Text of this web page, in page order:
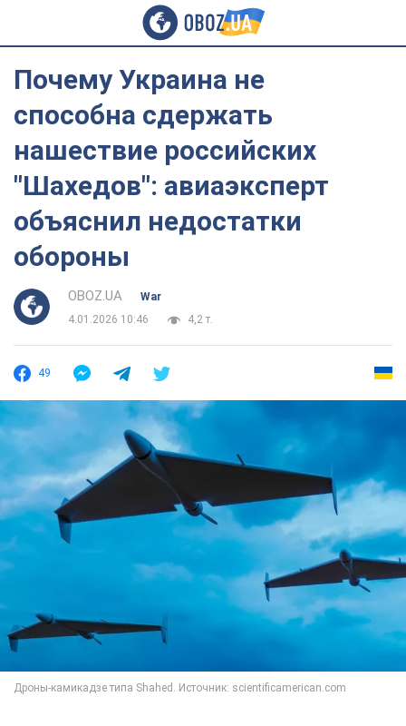
Почему Украина не
способна сдержать
нашествие российских
"Шахедов": авиаэксперт
объяснил недостатки
обороны
OBOZ.UA
War
4.01.2026 10:46
4,2 т.
49